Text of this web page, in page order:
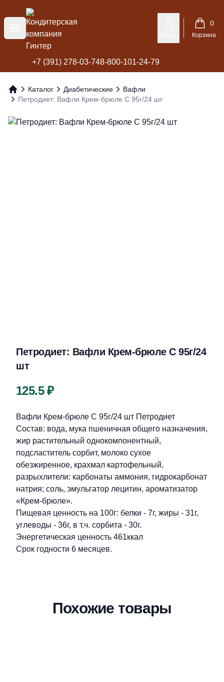
Меню
Кондитерская компания Гинтер
0
Корзина
+7 (391) 278-03-748-800-101-24-79
Главная
Каталог Диабетические
Вафли
Петродиет: Вафли Крем-брюле С 95г/24 шт
Петродиет: Вафли Крем-брюле С 95г/24
шт
125.5 ₽
Описание
Вафли Крем-брюле С 95г/24 шт Петродиет
Состав: вода, мука пшеничная общего назначения,
жир растительный однокомпонентный,
подсластитель сорбит, молоко сухое
обезжиренное, крахмал картофельный,
разрыхлители: карбонаты аммония, гидрокарбонат
натрия; соль, эмульгатор лецитин, ароматизатор
«Крем-брюле».
Пищевая ценность на 100г: белки - 7г, жиры - 31г,
углеводы - 36г, в т.ч. сорбита - 30г.
Энергетическая ценность 461ккал
Срок годности 6 месяцев.
Похожие товары